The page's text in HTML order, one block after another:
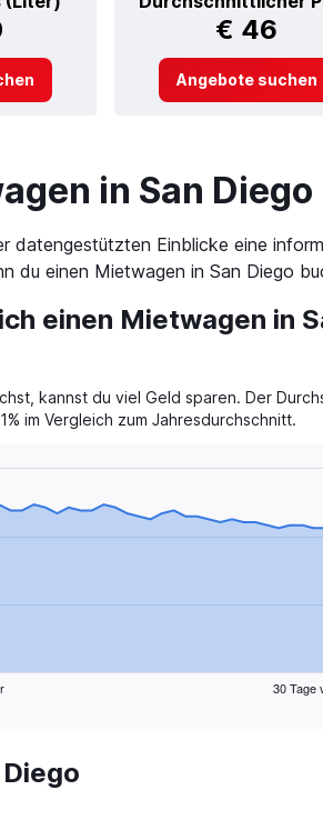
€ 46
Angebote suchen
in San Diego
datengestützten Einblicke eine
du einen Mietwagen in San Diego
einen Mietwagen in
kannst du viel Geld sparen. Der
im Vergleich zum Jahresdurchschnitt.
30 Tage